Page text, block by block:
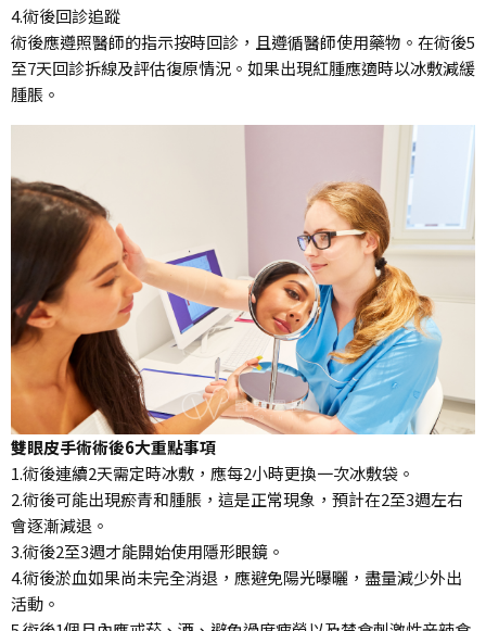
4.術後回診追蹤
術後應遵照醫師的指示按時回診，且遵循醫師使用藥物。在術後5
至7天回診拆線及評估復原情況。如果出現紅腫應適時以冰敷減緩
腫脹。
雙眼皮手術術後6大重點事項
1.術後連續2天需定時冰敷，應每2小時更換一次冰敷袋。
2.術後可能出現瘀青和腫脹，這是正常現象，預計在2至3週左右
會逐漸減退。
3.術後2至3週才能開始使用隱形眼鏡。
4.術後淤血如果尚未完全消退，應避免陽光曝曬，盡量減少外出
活動。